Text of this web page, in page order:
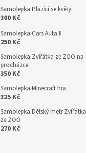
Samolepka Plazící se květy
300 Kč
Samolepka Cars Auta II
250 Kč
Samolepka Zvířátka ze ZOO na
procházce
350 Kč
Samolepka Minecraft hra
325 Kč
Samolepka Dětský metr Zvířátka
ze ZOO
270 Kč